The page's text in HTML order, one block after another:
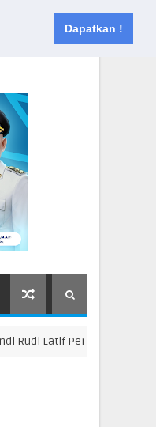
Dapatkan !
Kontak
Latif Perkuat Kebijakan